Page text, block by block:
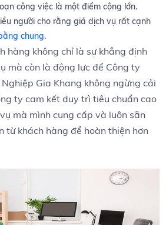
công ⁣việc là một ​điểm cộng lớn.
người cho rằng giá dịch vụ rất cạnh
chung.
hàng không chỉ là sự khẳng định
mà còn là động lực để Công ty
Gia Khang không ngừng cải
ty cam kết duy trì tiêu chuẩn cao
mà mình cung cấp và luôn sẵn
từ​ khách hàng để hoàn thiện hơn⁣